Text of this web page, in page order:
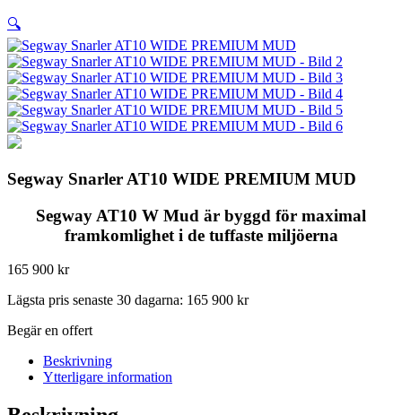
🔍
Segway Snarler AT10 WIDE PREMIUM MUD
Segway AT10 W Mud är byggd för maximal
framkomlighet i de tuffaste miljöerna
165 900 kr
Lägsta pris senaste 30 dagarna: 165 900 kr
Begär en offert
Beskrivning
Ytterligare information